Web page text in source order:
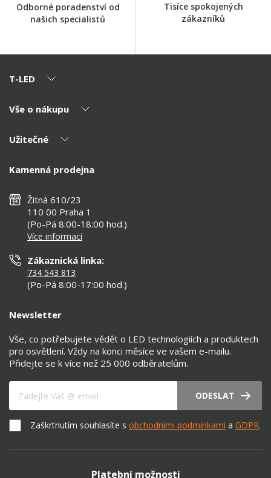
Odborné poradenství od
našich specialistů
Tisíce spokojených
zákazníků
T-LED
O nás
Kontakty
Vše o nákupu
Výhody T-LED
Montáž
Nejčastější dotazy
Než koupíte
Osvětlení dle místnosti
Užitečné
Reklamace a vrácení
Zásady ochrany soukromí
Nastavení cookies
Prohlášení o přístupnosti
Kamenná prodejna
Žitná 610/23
110 00 Praha 1
(Po-Pá 8:00-18:00 hod.)
Více informací
Zákaznická linka:
734 543 813
(Po-Pá 8:00-17:00 hod.)
Newsletter
Vše, co potřebujete vědět o LED technologiích a produktech
pro osvětlení. Vždy na konci měsíce ve vašem e-mailu.
Přidejte se k více než 25 000 odběratelům.
ODESLAT
Zaškrtnutím souhlasíte s obchodními podmínkami a GDPR.
Platební možnosti